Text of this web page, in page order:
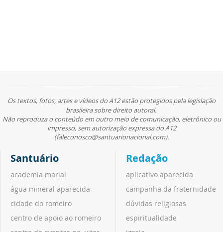
Os textos, fotos, artes e vídeos do A12 estão protegidos pela legislação
brasileira sobre direito autoral.
Não reproduza o conteúdo em outro meio de comunicação, eletrônico ou
impresso, sem autorização expressa do A12
(faleconosco@santuarionacional.com).
Santuário
academia marial
água mineral aparecida
cidade do romeiro
centro de apoio ao romeiro
Redação
aplicativo aparecida
campanha da fraternidade
dúvidas religiosas
espiritualidade